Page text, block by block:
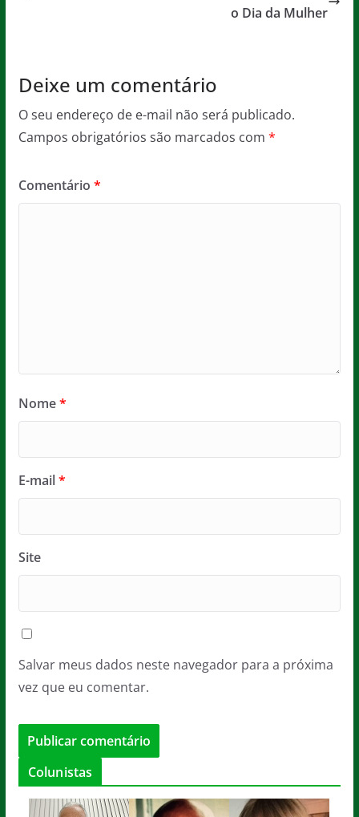
o Dia da Mulher
Deixe um comentário
O seu endereço de e-mail não será publicado.
Campos obrigatórios são marcados com *
Comentário *
Nome*
E-mail*
Site
Salvar meus dados neste navegador para a próxima
vez que eu comentar.
Colunistas